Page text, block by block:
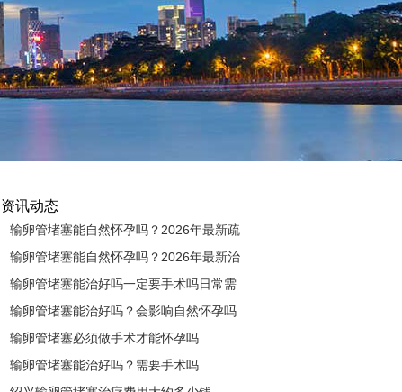
资讯动态
输卵管堵塞能自然怀孕吗？2026年最新疏
通治疗方法全解析
输卵管堵塞能自然怀孕吗？2026年最新治
疗方法与检查手段详解
输卵管堵塞能治好吗一定要手术吗日常需
要注意什么
输卵管堵塞能治好吗？会影响自然怀孕吗
输卵管堵塞必须做手术才能怀孕吗
输卵管堵塞能治好吗？需要手术吗